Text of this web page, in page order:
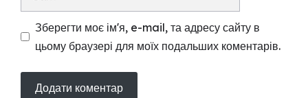
Зберегти моє ім'я, e-mail, та адресу сайту в
цьому браузері для моїх подальших коментарів.